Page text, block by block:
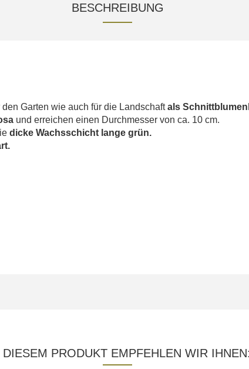
BESCHREIBUNG
den Garten wie auch für die Landschaftals
und erreichen einen Durchmesser von ca. 10 cm.
dicke Wachsschicht lange grün.
DIESEM PRODUKT EMPFEHLEN WIR